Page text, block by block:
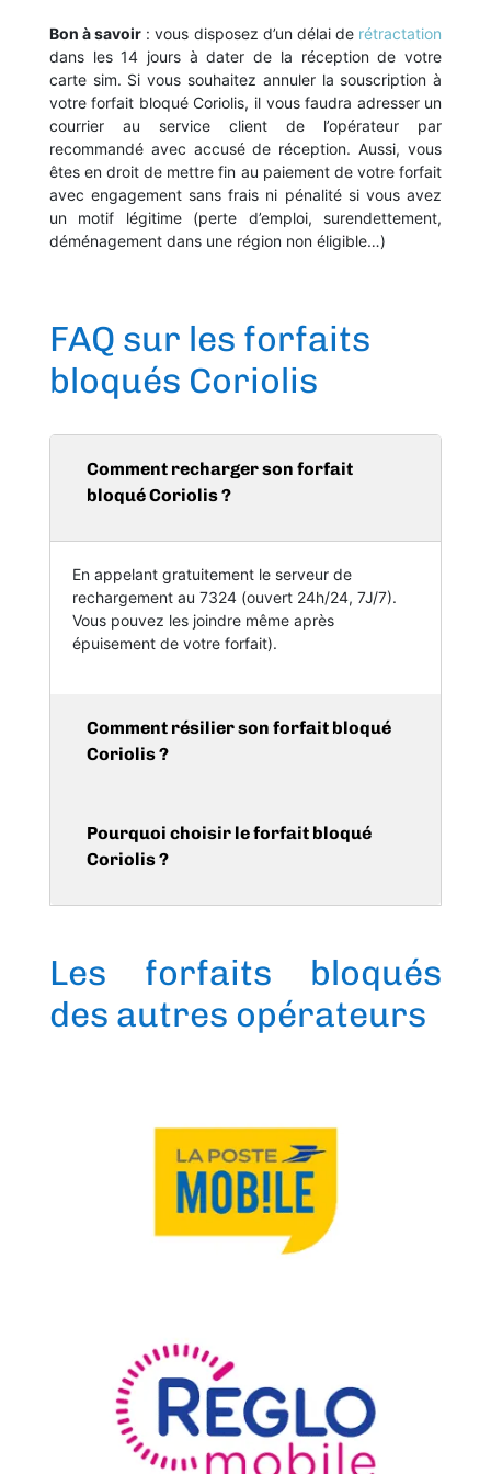
Bon à savoir : vous disposez d’un délai de rétractation
dans les 14 jours à dater de la réception de votre
carte sim. Si vous souhaitez annuler la souscription à
votre forfait bloqué Coriolis, il vous faudra adresser un
courrier au service client de l’opérateur par
recommandé avec accusé de réception. Aussi, vous
êtes en droit de mettre fin au paiement de votre forfait
avec engagement sans frais ni pénalité si vous avez
un motif légitime (perte d’emploi, surendettement,
déménagement dans une région non éligible…)
FAQ sur les forfaits
bloqués Coriolis
Comment recharger son forfait
bloqué Coriolis ?
En appelant gratuitement le serveur de
rechargement au 7324 (ouvert 24h/24, 7J/7).
Vous pouvez les joindre même après
épuisement de votre forfait).
Comment résilier son forfait bloqué
Coriolis ?
Pourquoi choisir le forfait bloqué
Coriolis ?
Les forfaits bloqués
des autres opérateurs